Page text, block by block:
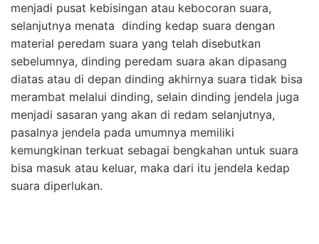
menjadi pusat kebisingan atau kebocoran suara,
selanjutnya menata dinding kedap suara dengan
material peredam suara yang telah disebutkan
sebelumnya, dinding peredam suara akan dipasang
diatas atau di depan dinding akhirnya suara tidak bisa
merambat melalui dinding, selain dinding jendela juga
menjadi sasaran yang akan di redam selanjutnya,
pasalnya jendela pada umumnya memiliki
kemungkinan terkuat sebagai bengkahan untuk suara
bisa masuk atau keluar, maka dari itu jendela kedap
suara diperlukan.